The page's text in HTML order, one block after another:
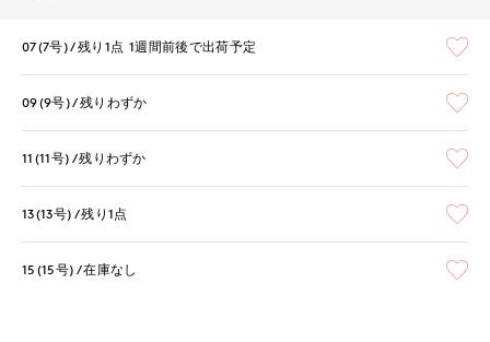
07(7号) 残り1点 1週間前後で出荷予定
09(9号) 残りわずか
11(11号) 残りわずか
13(13号) 残り1点
15(15号) 在庫なし